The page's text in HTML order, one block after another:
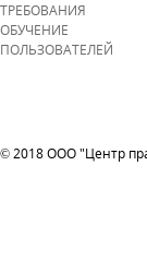
ТРЕБОВАНИЯ
ОБУЧЕНИЕ
ПОЛЬЗОВАТЕЛЕЙ
© 2018 ООО "Центр